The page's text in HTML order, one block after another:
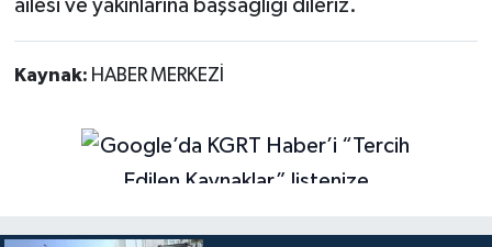
ailesi ve yakınlarına başsağlığı dileriz.
Kaynak: HABER MERKEZİ